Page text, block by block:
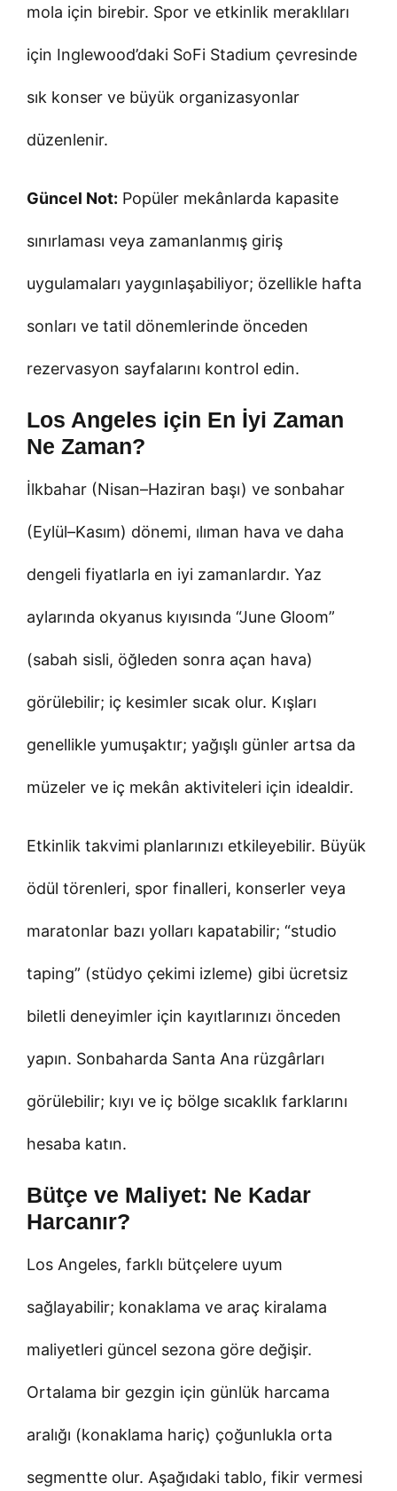
mola için birebir. Spor ve etkinlik meraklıları
için Inglewood’daki SoFi Stadium çevresinde
sık konser ve büyük organizasyonlar
düzenlenir.
Güncel Not: Popüler mekânlarda kapasite
sınırlaması veya zamanlanmış giriş
uygulamaları yaygınlaşabiliyor; özellikle hafta
sonları ve tatil dönemlerinde önceden
rezervasyon sayfalarını kontrol edin.
Los Angeles için En İyi Zaman
Ne Zaman?
İlkbahar (Nisan–Haziran başı) ve sonbahar
(Eylül–Kasım) dönemi, ılıman hava ve daha
dengeli fiyatlarla en iyi zamanlardır. Yaz
aylarında okyanus kıyısında “June Gloom”
(sabah sisli, öğleden sonra açan hava)
görülebilir; iç kesimler sıcak olur. Kışları
genellikle yumuşaktır; yağışlı günler artsa da
müzeler ve iç mekân aktiviteleri için idealdir.
Etkinlik takvimi planlarınızı etkileyebilir. Büyük
ödül törenleri, spor finalleri, konserler veya
maratonlar bazı yolları kapatabilir; “studio
taping” (stüdyo çekimi izleme) gibi ücretsiz
biletli deneyimler için kayıtlarınızı önceden
yapın. Sonbaharda Santa Ana rüzgârları
görülebilir; kıyı ve iç bölge sıcaklık farklarını
hesaba katın.
Bütçe ve Maliyet: Ne Kadar
Harcanır?
Los Angeles, farklı bütçelere uyum
sağlayabilir; konaklama ve araç kiralama
maliyetleri güncel sezona göre değişir.
Ortalama bir gezgin için günlük harcama
aralığı (konaklama hariç) çoğunlukla orta
segmentte olur. Aşağıdaki tablo, fikir vermesi